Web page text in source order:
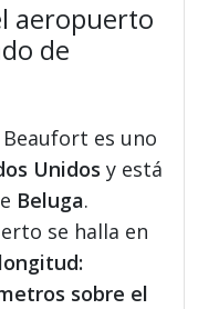
aeropuerto
de
es uno
Unidos y está
Beluga.
se halla en
longitud:
sobre el